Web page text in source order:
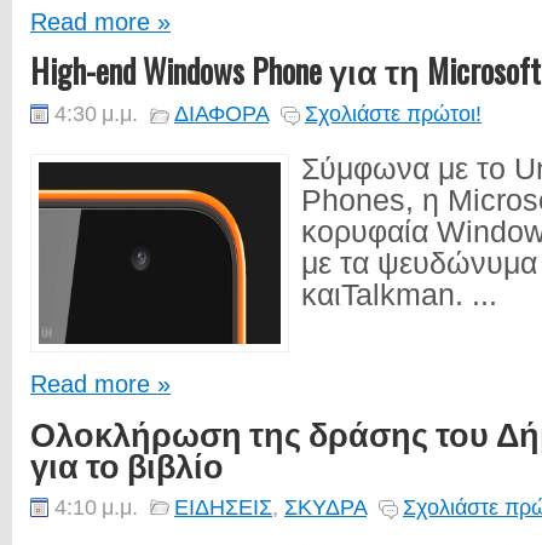
Read more »
High-end Windows Phone για τη Microsoft
4:30 μ.μ. ΔΙΑΦΟΡΑ Σχολιάστε πρώτοι!
Σύμφωνα με το
Phones, η
κορυφαία
με τα
καιTalkman. ...
Read more »
Ολοκλήρωση της δράσης του
για το βιβλίο
4:10 μ.μ. ΕΙΔΗΣΕΙΣ, ΣΚΥΔΡΑ Σχολιάστε